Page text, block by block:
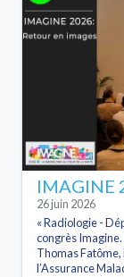
IMAGINE
26 juin 2026
« Radiologie -
congrès Imagine.
Thomas
l’Assurance